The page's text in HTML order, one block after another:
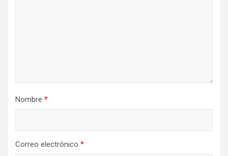
Nombre *
Correo electrónico *